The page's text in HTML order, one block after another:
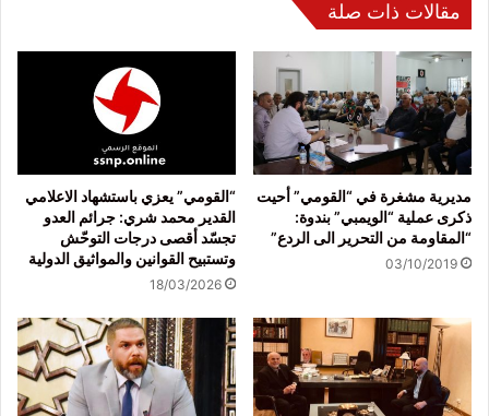
مقالات ذات صلة
مديرية مشغرة في “القومي” أحيت
ذكرى عملية “الويمبي” بندوة:
“المقاومة من التحرير الى الردع”
03/10/2019
“القومي” يعزي باستشهاد الاعلامي
القدير محمد شري: جرائم العدو
تجسّد أقصى درجات التوحّش
وتستبيح القوانين والمواثيق الدولية
18/03/2026